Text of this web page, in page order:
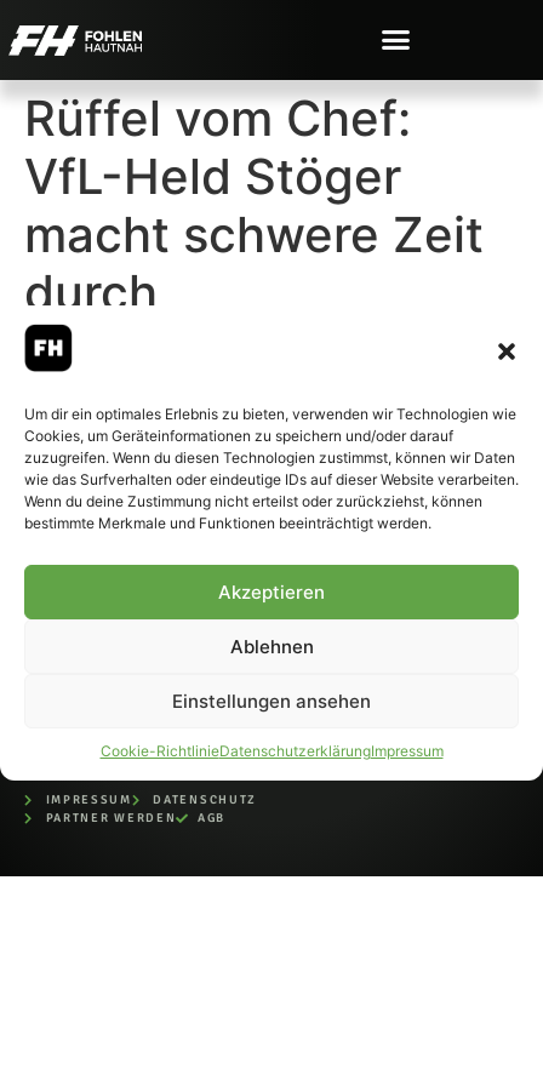
Um dir ein optimales Erlebnis zu bieten, verwenden wir Technologien wie
Cookies, um Geräteinformationen zu speichern und/oder darauf
zuzugreifen. Wenn du diesen Technologien zustimmst, können wir Daten
wie das Surfverhalten oder eindeutige IDs auf dieser Website verarbeiten.
Wenn du deine Zustimmung nicht erteilst oder zurückziehst, können
bestimmte Merkmale und Funktionen beeinträchtigt werden.
Akzeptieren
Ablehnen
Einstellungen ansehen
Cookie-RichtlinieDatenschutzerklärungImpressum
Rüffel vom Chef:
VfL-Held Stöger
macht schwere Zeit
durch
© 2007-2026 Fohlen-Hautnah.de
– Alle rechte vorbehalten.
Fohlen-Hautnah.de ist ein
offiziell eingetragenes Magazin
IMPRESSUM
DATENSCHUTZ
PARTNER WERDEN
AGB